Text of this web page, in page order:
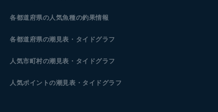
各都道府県の人気魚種の釣果情報
各都道府県の潮見表 ・タイドグラフ
人気市町村の潮見表・タイドグラフ
人気ポイントの潮見表・タイドグラフ